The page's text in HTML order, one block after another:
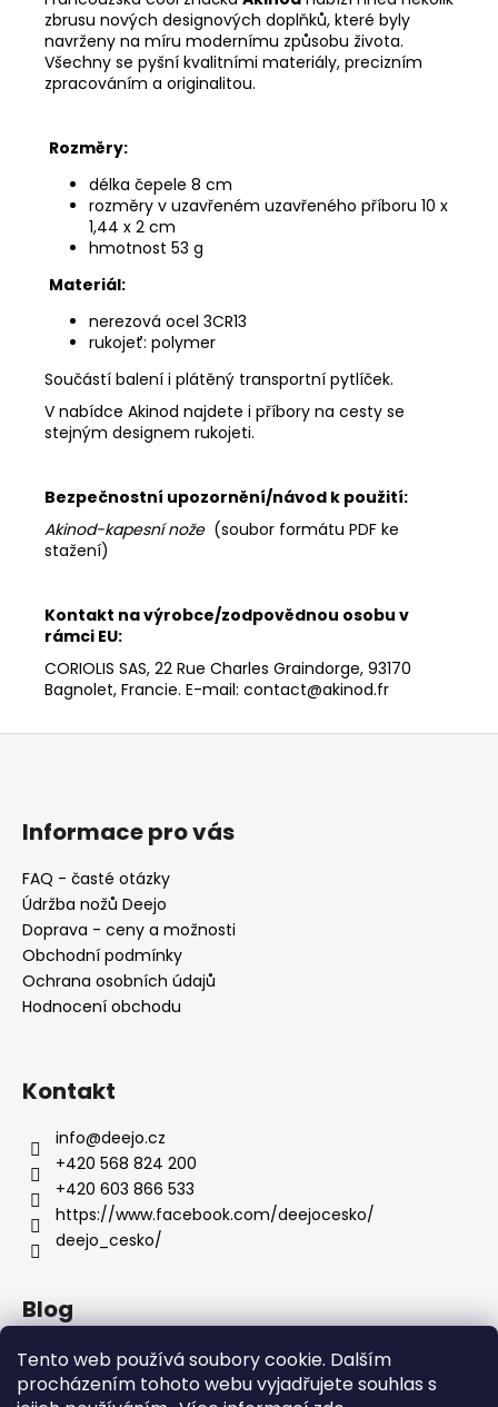
Tento web používá soubory cookie. Dalším
procházením tohoto webu vyjadřujete souhlas s
zbrusu nových designových doplňků, které byly
navrženy na míru modernímu způsobu života.
Všechny se pyšní kvalitními materiály, precizním
zpracováním a originalitou.
Rozměry:
délka čepele 8 cm
rozměry v uzavřeném uzavřeného příboru 10 x
1,44 x 2 cm
hmotnost 53 g
Materiál:
nerezová ocel 3CR13
rukojeť: polymer
Součástí balení i plátěný transportní pytlíček.
V nabídce Akinod najdete i příbory na cesty se
stejným designem rukojeti.
Bezpečnostní upozornění/návod k použití:
Akinod-kapesní nože (soubor formátu PDF ke
stažení)
Kontakt na výrobce/zodpovědnou osobu v
rámci EU:
CORIOLIS SAS, 22 Rue Charles Graindorge, 93170
Bagnolet, Francie. E-mail: contact@akinod.fr
Z
Informace pro vás
FAQ - časté otázky
Údržba nožů Deejo
Doprava - ceny a možnosti
Obchodní podmínky
Ochrana osobních údajů
Hodnocení obchodu
Kontakt
info@deejo.cz
+420 568 824 200
+420 603 866 533
https://www.facebook.com/deejocesko/
deejo_cesko/
Blog
Anatomie nožů Deejo
Dárky pro ženy